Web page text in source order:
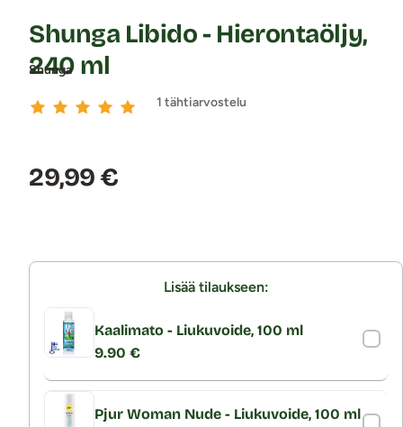
Shunga
Shunga Libido - Hierontaöljy,
240 ml
1 tähtiarvostelu
Hinta:
29,99 €
Lisää tilaukseen:
Kaalimato - Liukuvoide, 100 ml
9.90 €
Pjur Woman Nude - Liukuvoide, 100 ml